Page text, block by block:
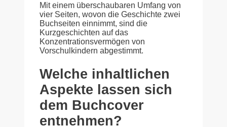
Mit einem überschaubaren Umfang von
vier Seiten, wovon die Geschichte zwei
Buchseiten einnimmt, sind die
Kurzgeschichten auf das
Konzentrationsvermögen von
Vorschulkindern abgestimmt.
Welche inhaltlichen
Aspekte lassen sich
dem Buchcover
entnehmen?